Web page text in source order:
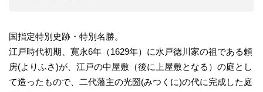
国指定特別史跡・特別名勝。
江戸時代初期、寛永6年（1629年）に水戸徳川家の祖である頼
房(よりふさ)が、江戸の中屋敷（後に上屋敷となる）の庭とし
て造ったもので、二代藩主の光圀(みつくに)の代に完成した庭